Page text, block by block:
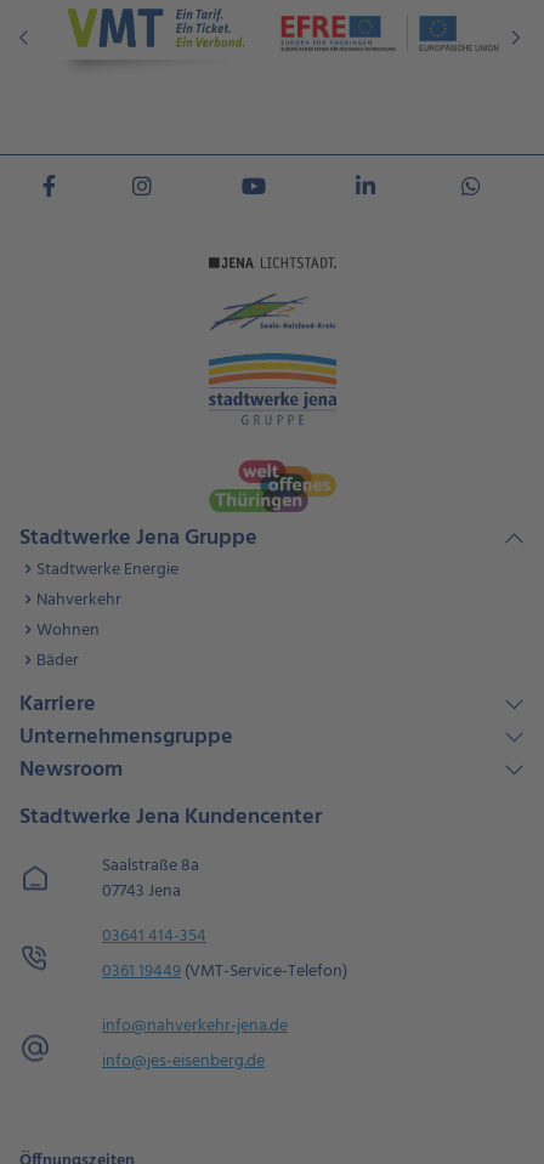
Stadtwerke Jena Gruppe
Stadtwerke Energie
Nahverkehr
Wohnen
Bäder
Karriere
Unternehmensgruppe
Newsroom
Stadtwerke Jena Kundencenter
Saalstraße 8a
07743 Jena
03641 414-354
0361 19449(VMT-Service-Telefon)
info@nahverkehr-jena.de
info@jes-eisenberg.de